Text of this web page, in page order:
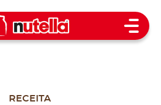
Open
RECEITA